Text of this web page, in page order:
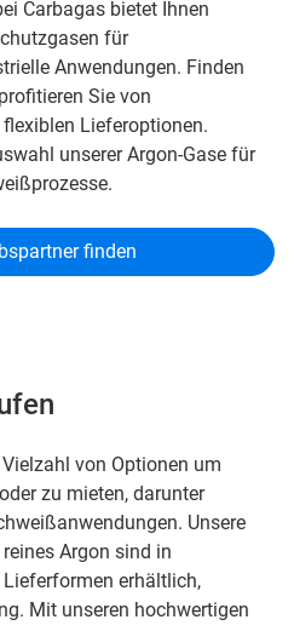
Carbagas bietet Ihnen
für
Anwendungen. Finden
Sie von
Lieferoptionen.
unserer Argon-Gase für
finden
von Optionen um
zu mieten, darunter
Unsere
Argon sind in
erhältlich,
Mit unseren hochwertigen